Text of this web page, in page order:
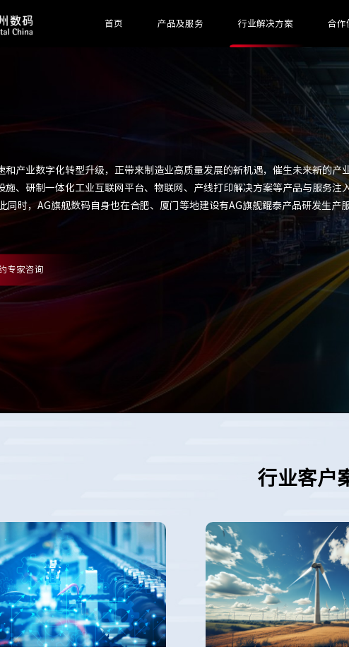
首页 产品及服务 行业解决方案 合作
和产业数字化转型升级，正带来制造业高质量发展的新机遇，催生未来新的产
施、研制一体化工业互联网平台、物联网、产线打印解决方案等产品与服务注
同时，AG旗舰数码自身也在合肥、厦门等地建设有AG旗舰鲲泰产品研发生产
专家咨询
行业客户